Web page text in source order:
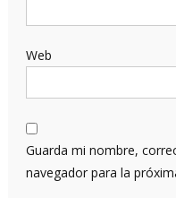
Web
Guarda mi nombre,
navegador para la